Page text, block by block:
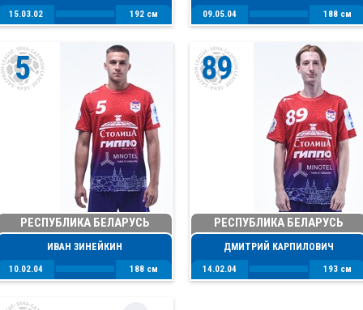
15.03.02 192 см 09.05.04 188 см
5
РЕСПУБЛИКА БЕЛАРУСЬ
ИВАН ЗИНЕЙКИН
10.02.04 188 см
89
РЕСПУБЛИКА БЕЛАРУСЬ
ДМИТРИЙ КАРПИЛОВИЧ
14.02.04 193 см